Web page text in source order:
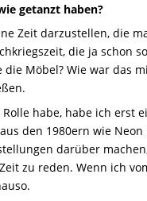
getanzt haben?
Zeit darzustellen, die
die ja schon
Möbel? Wie war das
habe, habe ich erst
den 1980ern wie
darüber
zu reden. Wenn ich